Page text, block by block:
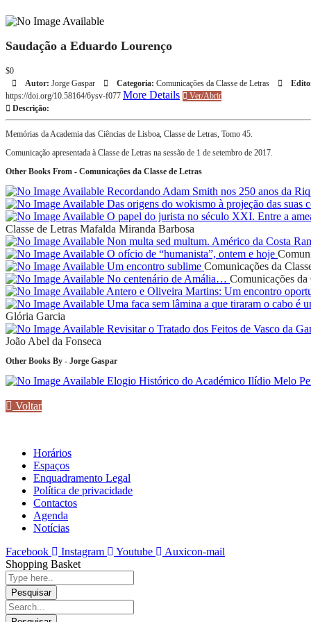
Saudação a Eduardo Lourenço
$0
Autor: Jorge Gaspar Categoria: Comunicações da Classe de Letras
https://doi.org/10.58164/6ysv-f077 More Details
Ver/Abrir
Descrição:
Memórias da Academia das Ciências de Lisboa, Classe de Letras, Tomo 45.
Comunicação apresentada à Classe de Letras na sessão de 1 de setembro de 2017.
Other Books From - Comunicações da Classe de Letras
Recordando Adam Smith nos 250 anos da
Das origens do wokismo à projeção das suas
O papel do jurista no século XXI. Entre a
Classe de Letras Mafalda Miranda Barbosa
Non multa sed multum. Américo da Costa
O ofício de “humanista”, ontem e hoje
Um encontro sublime Comunicações da
No centenário de Amália… Comunicações da
Antero e Oliveira Martins: Um encontro
Uma faca sem lâmina a que tiraram o cabo é
Glória Garcia
Revisitar o Tratado dos Feitos de Vasco da
João Abel da Fonseca
Other Books By - Jorge Gaspar
Elogio Histórico do Académico Ilídio Melo
Voltar
Horários
Espaços
Enquadramento Legal
Política de privacidade
Contactos
Agenda
Notícias
Facebook
Instagram Youtube
Auxicon-mail
Shopping Basket